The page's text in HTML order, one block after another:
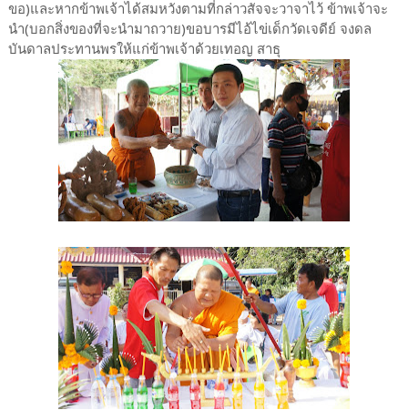
ขอ)และหากข้าพเจ้าได้สมหวังตามที่กล่าวสัจจะวาจาไว้ ข้าพเจ้าจะ
นำ(บอกสิ่งของที่จะนำมาถวาย)ขอบารมีไอ้ไข่เด็กวัดเจดีย์ จงดล
บันดาลประทานพรให้แก่ข้าพเจ้าด้วยเทอญ สาธุ